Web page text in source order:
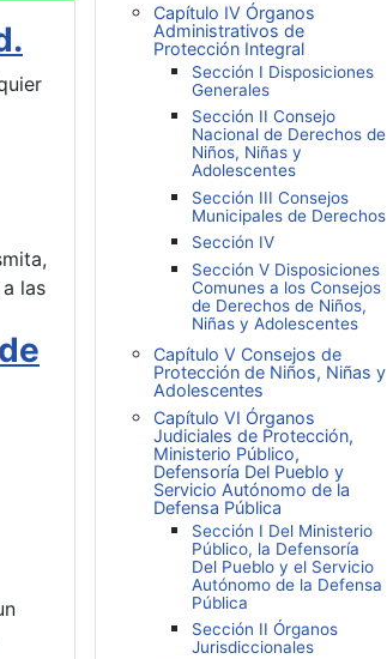
las
Capítulo IV Órganos
Administrativos de
Protección Integral
Sección I Disposiciones
Generales
Sección II Consejo
Nacional de Derechos de
Niños, Niñas y
Adolescentes
Sección III Consejos
Municipales de Derechos
Sección IV
Sección V Disposiciones
Comunes a los Consejos
de Derechos de Niños,
Niñas y Adolescentes
Capítulo V Consejos de
Protección de Niños, Niñas y
Adolescentes
Capítulo VI Órganos
Judiciales de Protección,
Ministerio Público,
Defensoría Del Pueblo y
Servicio Autónomo de la
Defensa Pública
Sección I Del Ministerio
Público, la Defensoría
Del Pueblo y el Servicio
Autónomo de la Defensa
Pública
Sección II Órganos
Jurisdiccionales